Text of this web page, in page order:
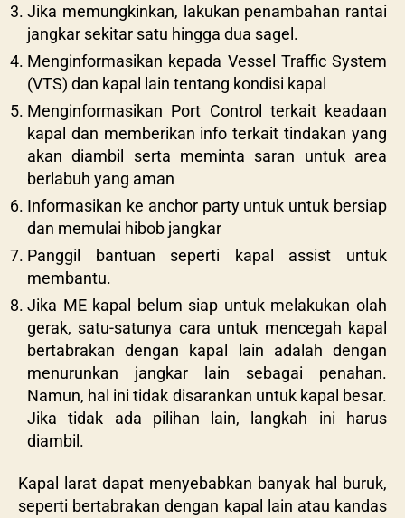
Jika memungkinkan, lakukan penambahan rantai
jangkar sekitar satu hingga dua sagel.
Menginformasikan kepada Vessel Traffic System
(VTS) dan kapal lain tentang kondisi kapal
Menginformasikan Port Control terkait keadaan
kapal dan memberikan info terkait tindakan yang
akan diambil serta meminta saran untuk area
berlabuh yang aman
Informasikan ke anchor party untuk untuk bersiap
dan memulai hibob jangkar
Panggil bantuan seperti kapal assist untuk
membantu.
Jika ME kapal belum siap untuk melakukan olah
gerak, satu-satunya cara untuk mencegah kapal
bertabrakan dengan kapal lain adalah dengan
menurunkan jangkar lain sebagai penahan.
Namun, hal ini tidak disarankan untuk kapal besar.
Jika tidak ada pilihan lain, langkah ini harus
diambil.
Kapal larat dapat menyebabkan banyak hal buruk,
seperti bertabrakan dengan kapal lain atau kandas